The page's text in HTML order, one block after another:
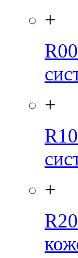
+
+
+